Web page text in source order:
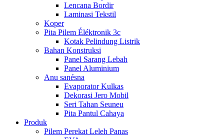
Lencana Bordir
Laminasi Tekstil
Koper
Pita Pilem Éléktronik 3c
Kotak Pelindung Listrik
Bahan Konstruksi
Panel Sarang Lebah
Panel Aluminium
Anu sanésna
Evaporator Kulkas
Dekorasi Jero Mobil
Seri Tahan Seuneu
Pita Pantul Cahaya
Produk
Pilem Perekat Leleh Panas